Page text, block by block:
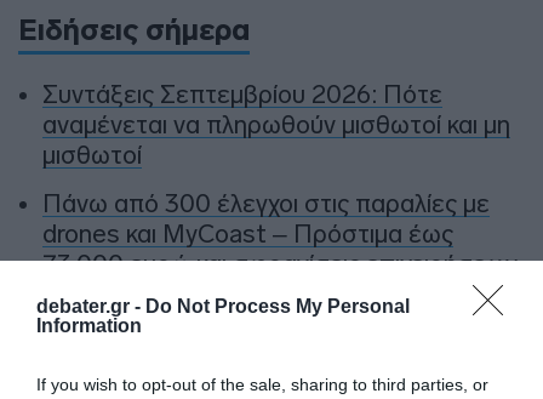
debater.gr - Do Not Process My Personal
Information
If you wish to opt-out of the sale, sharing to third parties, or
Ειδήσεις σήμερα
Συντάξεις Σεπτεμβρίου 2026: Πότε
αναμένεται να πληρωθούν μισθωτοί και μη
μισθωτοί
Πάνω από 300 έλεγχοι στις παραλίες με
drones και MyCoast – Πρόστιμα έως
73.000 ευρώ και σφραγίσεις επιχειρήσεων
Θεοδωρικάκος: “Συμβάλλουμε στην εθνική
αναπτυξιακό καθεστώς για την Άμυνα”